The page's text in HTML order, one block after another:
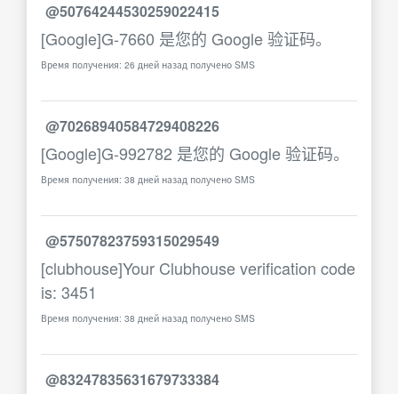
@50764244530259022415
[Google]G-7660 是您的 Google 验证码。
Время получения: 26 дней назад получено SMS
@70268940584729408226
[Google]G-992782 是您的 Google 验证码。
Время получения: 38 дней назад получено SMS
@57507823759315029549
[clubhouse]Your Clubhouse verification code
is: 3451
Время получения: 38 дней назад получено SMS
@83247835631679733384